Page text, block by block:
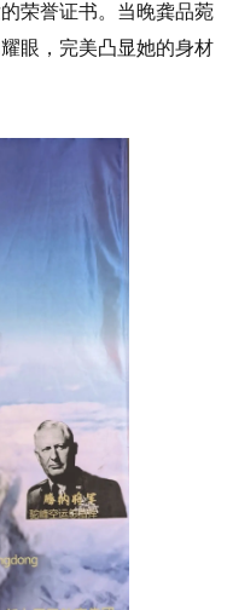
荣誉证书。当晚龚品菀
眼，完美凸显她的身材